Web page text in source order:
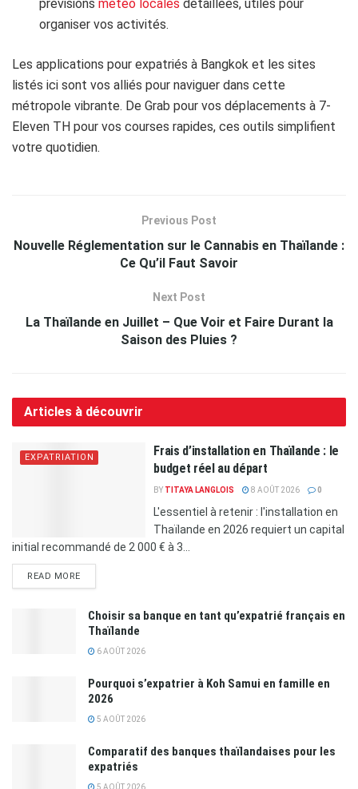
prévisionsmétéo locales détaillées, utiles pour
organiser vos activités.
Les applications pour expatriés à Bangkok et les sites
listés ici sont vos alliés pour naviguer dans cette
métropole vibrante. De Grab pour vos déplacements à 7-
Eleven TH pour vos courses rapides, ces outils simplifient
votre quotidien.
Previous Post
Nouvelle Réglementation sur le Cannabis en Thaïlande :
Ce Qu’il Faut Savoir
Next Post
La Thaïlande en Juillet – Que Voir et Faire Durant la
Saison des Pluies ?
Articles à découvrir
EXPATRIATION
Frais d’installation en Thaïlande : le
budget réel au départ
BY TITAYA LANGLOIS 8 AOÛT 2026 0
L'essentiel à retenir : l'installation en
Thaïlande en 2026 requiert un capital
initial recommandé de 2 000 € à 3...
READ MORE
Choisir sa banque en tant qu’expatrié français en
Thaïlande
6 AOÛT 2026
Pourquoi s’expatrier à Koh Samui en famille en
2026
5 AOÛT 2026
Comparatif des banques thaïlandaises pour les
expatriés
5 AOÛT 2026